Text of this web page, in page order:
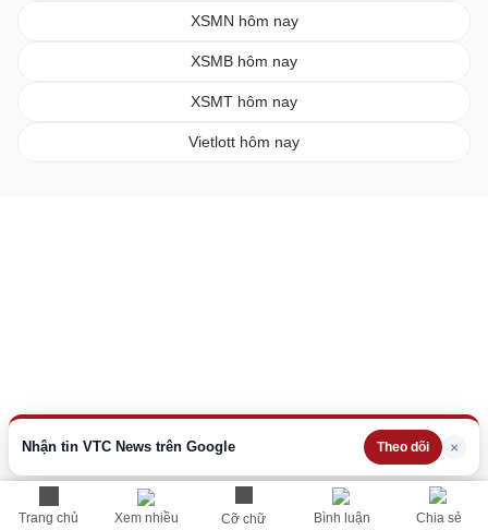
Trang chủ Xem nhiều Cỡ chữ Bình luận Chia sẻ
Nhận tin VTC News trên Google Theo dõi ×
XSMN hôm nay
XSMB hôm nay
XSMT hôm nay
Vietlott hôm nay